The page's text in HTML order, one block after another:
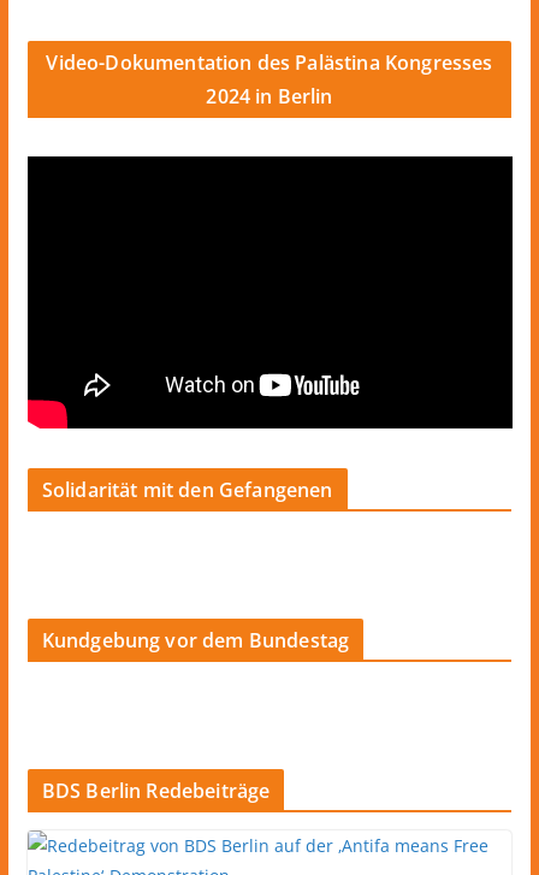
Video-Dokumentation des Palästina Kongresses
2024 in Berlin
Solidarität mit den Gefangenen
Kundgebung vor dem Bundestag
BDS Berlin Redebeiträge